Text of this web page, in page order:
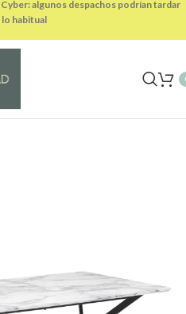
algunos despachos podrían tardar
lo habitual